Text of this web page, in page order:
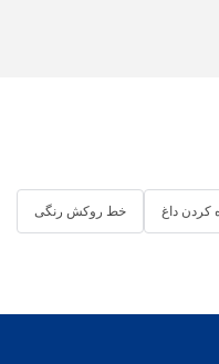
خط روکش رنگی کردن داغ